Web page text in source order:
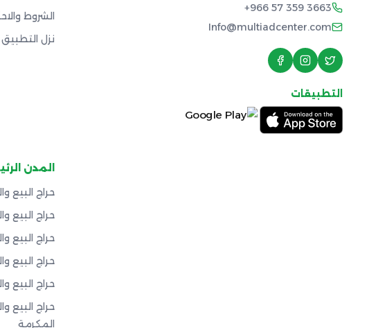
+966 57 359 3663
Info@multiadcenter.com
التطبيقات
الشروط
نزل التطبيق
المدن
حراج البيع
حراج البيع
حراج البيع
حراج البيع
حراج البيع
حراج البيع
المكرمة